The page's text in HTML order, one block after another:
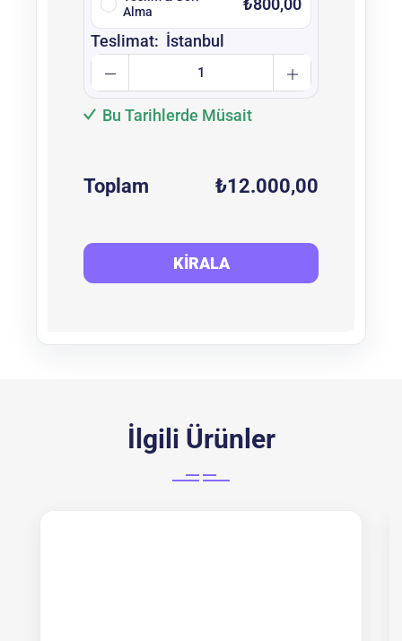
Alma
Teslimat: İstanbul
Bu Tarihlerde Müsait
Toplam ₺12.000,00
KIRALA
İlgili Ürünler